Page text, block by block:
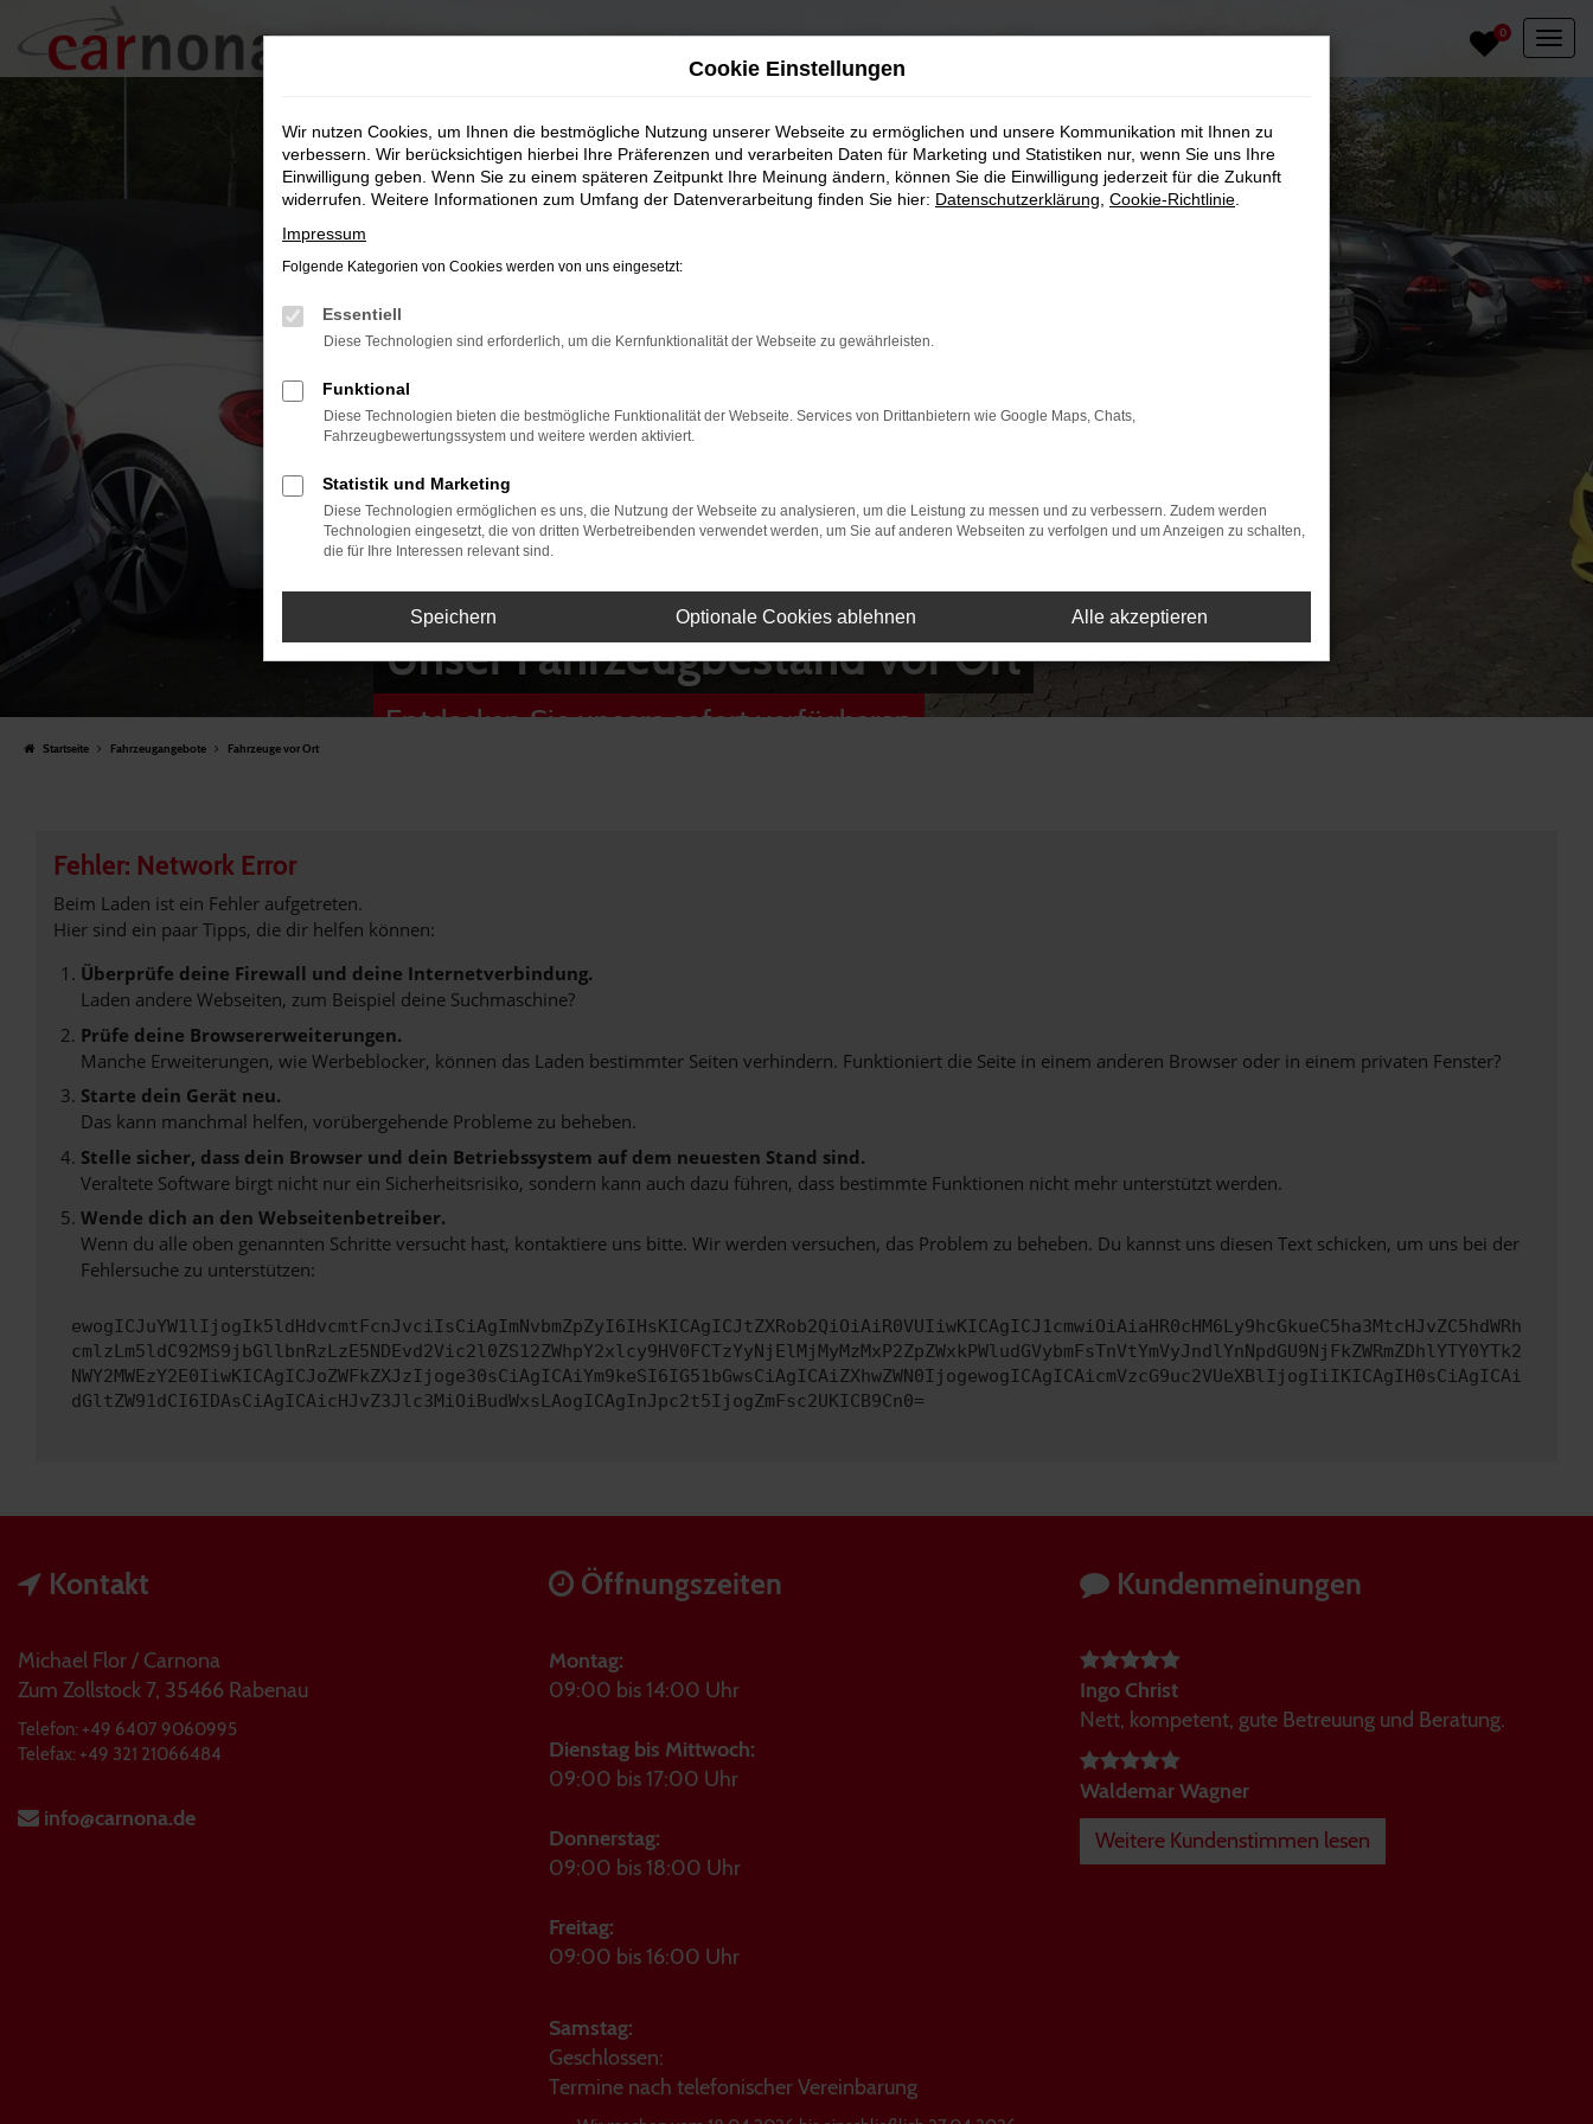
Zum
Hauptinhalt
springen
0
Unser Fahrzeugbestand vor Ort
Entdecken Sie unsere sofort verfügbaren
Startseite Fahrzeugangebote Fahrzeuge vor Ort
Fehler: Network Error
Beim Laden ist ein Fehler aufgetreten.
Hier sind ein paar Tipps, die dir helfen können:
Überprüfe deine Firewall und deine Internetverbindung.
Laden andere Webseiten, zum Beispiel deine Suchmaschine?
Prüfe deine Browsererweiterungen.
Manche Erweiterungen, wie Werbeblocker, können das Laden bestimmter Seiten verhindern. Funktioniert die Seite in einem anderen Browser oder in einem privaten Fenster?
Starte dein Gerät neu.
Das kann manchmal helfen, vorübergehende Probleme zu beheben.
Stelle sicher, dass dein Browser und dein Betriebssystem auf dem neuesten Stand sind.
Veraltete Software birgt nicht nur ein Sicherheitsrisiko, sondern kann auch dazu führen, dass bestimmte Funktionen nicht mehr unterstützt werden.
Wende dich an den Webseitenbetreiber.
Wenn du alle oben genannten Schritte versucht hast, kontaktiere uns bitte. Wir werden versuchen, das Problem zu beheben. Du kannst uns diesen Text schicken, um uns bei der
Fehlersuche zu unterstützen:
ewogICJuYW1lIjogIk5ldHdvcmtFcnJvciIsCiAgImNvbmZpZyI6IHsKICAgICJtZXRob2QiOiAiR0VUIiwKICAgICJ1cmwiOiAiaHR0cHM6Ly9hcGkueC5ha3MtcHJvZC5hdWRh
cmlzLm5ldC92MS9jbGllbnRzLzE5NDEvd2Vic2l0ZS12ZWhpY2xlcy9HV0FCTzYyNjElMjMyMzMxP2ZpZWxkPWludGVybmFsTnVtYmVyJndlYnNpdGU9NjFkZWRmZDhlYTY0YTk2
NWY2MWEzY2E0IiwKICAgICJoZWFkZXJzIjoge30sCiAgICAiYm9keSI6IG51bGwsCiAgICAiZXhwZWN0IjogewogICAgICAicmVzcG9uc2VUeXBlIjogIiIKICAgIH0sCiAgICAi
dGltZW91dCI6IDAsCiAgICAicHJvZ3Jlc3MiOiBudWxsLAogICAgInJpc2t5IjogZmFsc2UKICB9Cn0=
Kontakt
Michael Flor / Carnona
Zum Zollstock 7, 35466 Rabenau
Telefon: +49 6407 9060995
Telefax: +49 321 21066484
info@carnona.de
Öffnungszeiten
Montag:
09:00 bis 14:00 Uhr
Dienstag bis Mittwoch:
09:00 bis 17:00 Uhr
Donnerstag:
09:00 bis 18:00 Uhr
Freitag:
09:00 bis 16:00 Uhr
Samstag:
Geschlossen:
Termine nach telefonischer Vereinbarung
Kundenmeinungen
Ingo Christ
Nett, kompetent, gute Betreuung und Beratung.
Waldemar Wagner
Weitere Kundenstimmen lesen
Cookie Einstellungen
Wir nutzen Cookies, um Ihnen die bestmögliche Nutzung unserer Webseite zu ermöglichen und unsere Kommunikation mit Ihnen zu
verbessern. Wir berücksichtigen hierbei Ihre Präferenzen und verarbeiten Daten für Marketing und Statistiken nur, wenn Sie uns Ihre
Einwilligung geben. Wenn Sie zu einem späteren Zeitpunkt Ihre Meinung ändern, können Sie die Einwilligung jederzeit für die Zukunft
widerrufen. Weitere Informationen zum Umfang der Datenverarbeitung finden Sie hier: Datenschutzerklärung Cookie-Richtlinie
Impressum
Folgende Kategorien von Cookies werden von uns eingesetzt:
Essentiell
Diese Technologien sind erforderlich, um die Kernfunktionalität der Webseite zu gewährleisten.
Funktional
Diese Technologien bieten die bestmögliche Funktionalität der Webseite. Services von Drittanbietern wie Google Maps, Chats,
Fahrzeugbewertungssystem und weitere werden aktiviert.
Statistik und Marketing
Diese Technologien ermöglichen es uns, die Nutzung der Webseite zu analysieren, um die Leistung zu messen und zu verbessern. Zudem werden
Technologien eingesetzt, die von dritten Werbetreibenden verwendet werden, um Sie auf anderen Webseiten zu verfolgen und um Anzeigen zu schalten,
die für Ihre Interessen relevant sind.
Speichern Optionale Cookies ablehnen Alle akzeptieren